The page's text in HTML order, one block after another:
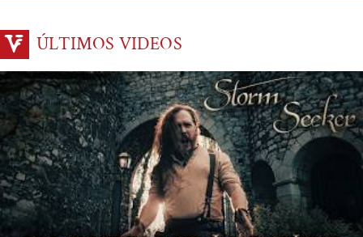
ÚLTIMOS VIDEOS